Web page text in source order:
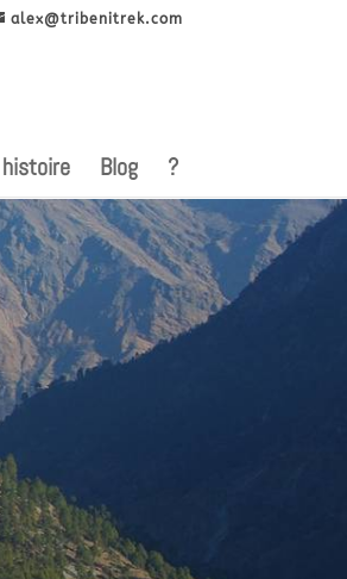
alex@tribenitrek.com
Blog ?